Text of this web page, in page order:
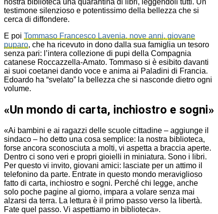
testimone silenzioso e potentissimo della bellezza che si
cerca di diffondere.
E poi Tommaso Francesco Lavenia, nove anni, giovane
puparo, che ha ricevuto in dono dalla sua famiglia un tesoro
senza pari: l’intera collezione di pupi della Compagnia
catanese Roccazzella-Amato. Tommaso si è esibito davanti
ai suoi coetanei dando voce e anima ai Paladini di Francia.
Edoardo ha “svelato” la bellezza che si nasconde dietro ogni
volume.
«Un mondo di carta, inchiostro e sogni»
«Ai bambini e ai ragazzi delle scuole cittadine – aggiunge il
sindaco – ho detto una cosa semplice: la nostra biblioteca,
forse ancora sconosciuta a molti, vi aspetta a braccia aperte.
Dentro ci sono veri e propri gioielli in miniatura. Sono i libri.
Per questo vi invito, giovani amici: lasciate per un attimo il
telefonino da parte. Entrate in questo mondo meraviglioso
fatto di carta, inchiostro e sogni. Perché chi legge, anche
solo poche pagine al giorno, impara a volare senza mai
alzarsi da terra. La lettura è il primo passo verso la libertà.
Fate quel passo. Vi aspettiamo in biblioteca».